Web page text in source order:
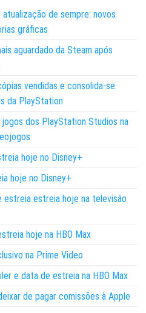
de sempre: novos
gráficas
aguardado da Steam após
vendidas e consolida-se
da PlayStation
dos PlayStation Studios na
hoje no Disney+
hoje no Disney+
estreia estreia hoje na televisão
hoje na HBO Max
na Prime Video
e data de estreia na HBO Max
de pagar comissões à Apple